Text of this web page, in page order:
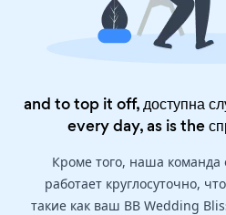
and to top it off, доступна
every day, as is the
Кроме того, наша
работает круглосуточно,
такие как ваш BB Wedding